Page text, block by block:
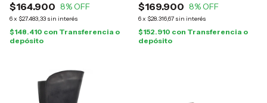
$164.900 8% OFF
6x $27.483,33 sin interés
$148.410 con Transferencia o
depósito
$169.900 8% OFF
6x $28.316,67 sin interés
$152.910 con Transferencia o
depósito